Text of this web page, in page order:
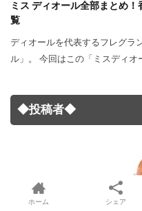
ミス ディオール全部まとめ
覧
ディオールを代表するフレグラ
ル」。 今回はこの「ミスディオ
◆投稿者◆
ホーム シェア